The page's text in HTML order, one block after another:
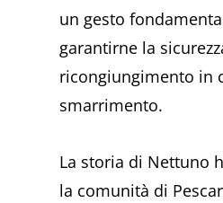
un gesto
garantirne la
ricongiungimento in
smarrimento.
La storia di Nettuno
la comunità di